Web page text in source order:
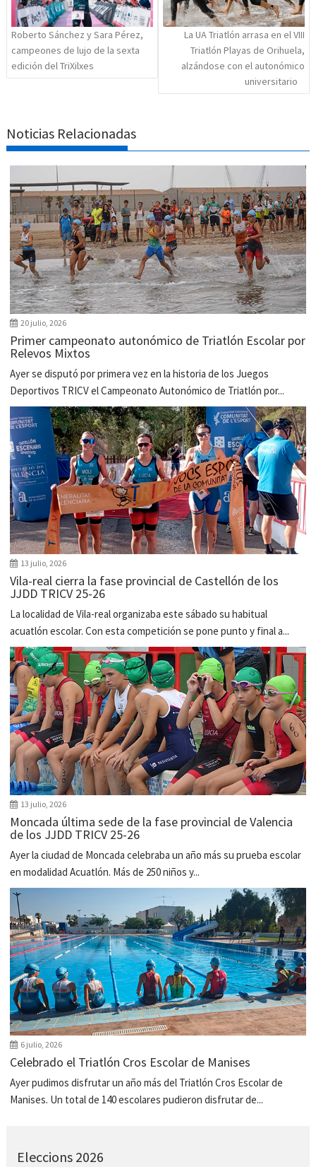
Roberto Sánchez y Sara Pérez,
campeones de lujo de la sexta
edición del TriXilxes
La UA Triatlón arrasa en el VIII
Triatlón Playas de Orihuela,
alzándose con el autonómico
universitario
Noticias Relacionadas
20 julio, 2026
Primer campeonato autonómico de Triatlón Escolar por
Relevos Mixtos
Ayer se disputó por primera vez en la historia de los Juegos
Deportivos TRICV el Campeonato Autonómico de Triatlón por...
13 julio, 2026
Vila-real cierra la fase provincial de Castellón de los
JJDD TRICV 25-26
La localidad de Vila-real organizaba este sábado su habitual
acuatlón escolar. Con esta competición se pone punto y final a...
13 julio, 2026
Moncada última sede de la fase provincial de Valencia
de los JJDD TRICV 25-26
Ayer la ciudad de Moncada celebraba un año más su prueba escolar
en modalidad Acuatlón. Más de 250 niños y...
6 julio, 2026
Celebrado el Triatlón Cros Escolar de Manises
Ayer pudimos disfrutar un año más del Triatlón Cros Escolar de
Manises. Un total de 140 escolares pudieron disfrutar de...
Eleccions 2026